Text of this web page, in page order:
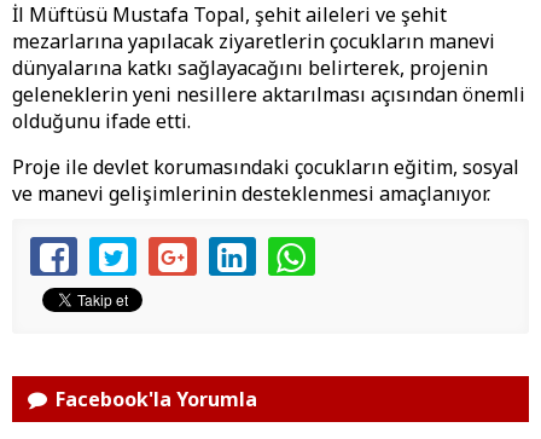
İl Müftüsü Mustafa Topal, şehit aileleri ve şehit
mezarlarına yapılacak ziyaretlerin çocukların manevi
dünyalarına katkı sağlayacağını belirterek, projenin
geleneklerin yeni nesillere aktarılması açısından önemli
olduğunu ifade etti.
Proje ile devlet korumasındaki çocukların eğitim, sosyal
ve manevi gelişimlerinin desteklenmesi amaçlanıyor.
Facebook'la Yorumla